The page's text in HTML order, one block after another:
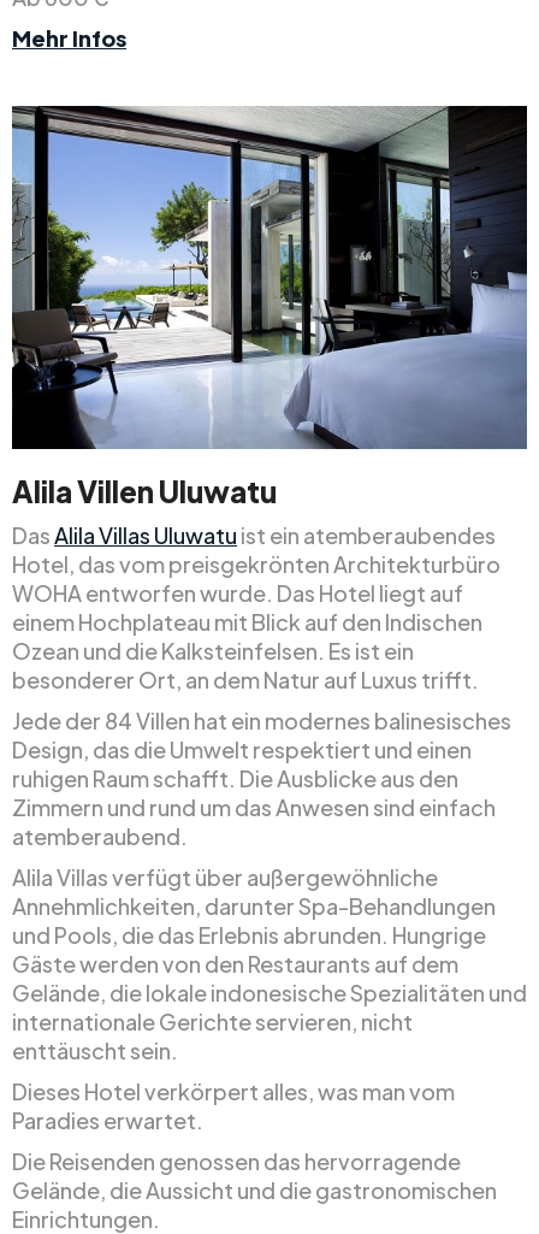
Mehr Infos
Alila Villen Uluwatu
DasAlila Villas Uluwatu ist ein atemberaubendes
Hotel, das vom preisgekrönten Architekturbüro
WOHA entworfen wurde. Das Hotel liegt auf
einem Hochplateau mit Blick auf den Indischen
Ozean und die Kalksteinfelsen. Es ist ein
besonderer Ort, an dem Natur auf Luxus trifft.
Jede der 84 Villen hat ein modernes balinesisches
Design, das die Umwelt respektiert und einen
ruhigen Raum schafft. Die Ausblicke aus den
Zimmern und rund um das Anwesen sind einfach
atemberaubend.
Alila Villas verfügt über außergewöhnliche
Annehmlichkeiten, darunter Spa-Behandlungen
und Pools, die das Erlebnis abrunden. Hungrige
Gäste werden von den Restaurants auf dem
Gelände, die lokale indonesische Spezialitäten und
internationale Gerichte servieren, nicht
enttäuscht sein.
Dieses Hotel verkörpert alles, was man vom
Paradies erwartet.
Die Reisenden genossen das hervorragende
Gelände, die Aussicht und die gastronomischen
Einrichtungen.